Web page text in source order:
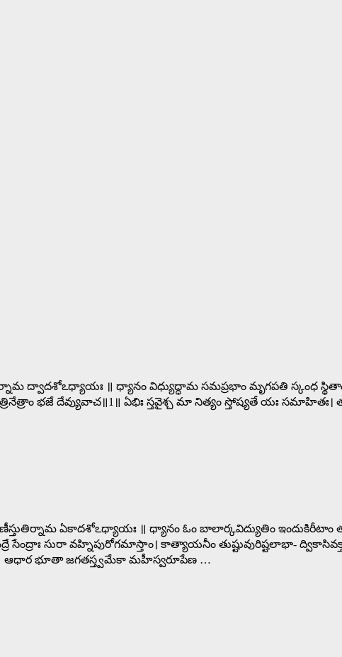
ద్వాదశోఽధ్యాయః ॥ ధ్యానం విధ్యుద్ధామ సమప్రభాం మృగపతి స్కంధ
భజే దేవ్యువాచ॥1॥ ఏభిః స్తవైశ్చ మా నిత్యం స్తోష్యతే యః
ఏకాదశోఽధ్యాయః ॥ ధ్యానం ఓం బాలార్కవిద్యుతిం
సురా వహ్నిపురోగమాస్తాం। కాత్యాయనీం తుష్టువురిష్టలాభా-
ఆధార భూతా జగతస్త్వమేకా మహీస్వరూపేణ …